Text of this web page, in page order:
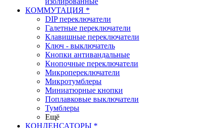
КОММУТАЦИЯ *
DIP переключатели
Галетные переключатели
Клавишные переключатели
Ключ - выключатель
Кнопки антивандальные
Кнопочные переключатели
Микропереключатели
Микротумблеры
Миниатюрные кнопки
Поплавковые выключатели
Тумблеры
Ещё
КОНДЕНСАТОРЫ *